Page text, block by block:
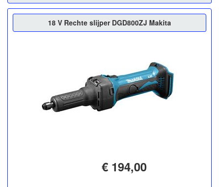
18 V Rechte slijper DGD800ZJ Makita
€ 194,00